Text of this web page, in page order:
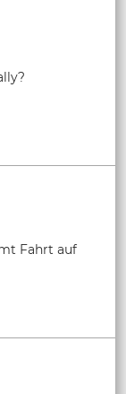
Fahrt auf